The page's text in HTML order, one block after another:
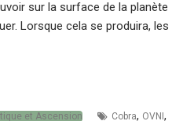
sur la surface de la planète
Lorsque cela se produira, les
et Ascension Cobra, OVNI,